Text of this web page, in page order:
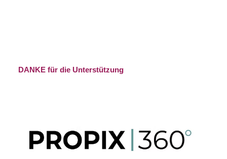
DANKE für die Unterstützung